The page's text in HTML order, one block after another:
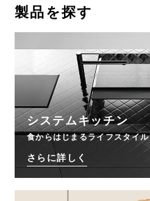
お問い合わせ
サポート
LANGUAGE : JP
製品を探す
システムキッチン
食からはじまるライフスタイル
さらに詳しく